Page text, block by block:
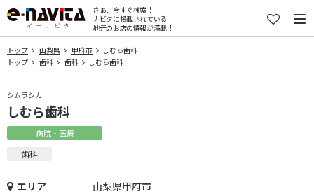
さぁ、今すぐ検索！
ナビタに掲載されている
地元のお店の情報が満載！
トップ 山梨県 甲府市
しむら歯科
トップ
歯科 歯科 しむら歯科
シムラシカ
しむら歯科
病院・医療
歯科
エリア
山梨県甲府市